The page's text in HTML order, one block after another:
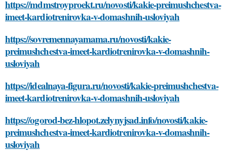
https://mdmstroyproekt.ru/novosti/kakie-preimushchestva-
imeet-kardiotrenirovka-v-domashnih-usloviyah
https://sovremennayamama.ru/novosti/kakie-
preimushchestva-imeet-kardiotrenirovka-v-domashnih-
usloviyah
https://idealnaya-figura.ru/novosti/kakie-preimushchestva-
imeet-kardiotrenirovka-v-domashnih-usloviyah
https://ogorod-bez-hlopot.zelynyjsad.info/novosti/kakie-
preimushchestva-imeet-kardiotrenirovka-v-domashnih-
usloviyah